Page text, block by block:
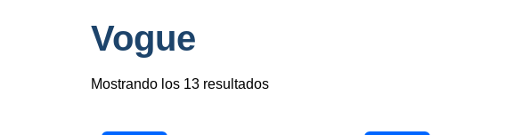
Vogue
Mostrando los 13 resultados